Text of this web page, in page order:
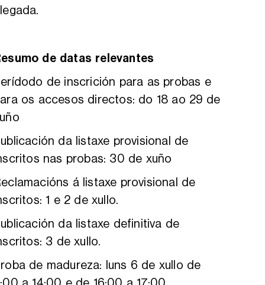
de datas relevantes
de inscrición para as probas e
os accesos directos: do 18 ao 29 de
da listaxe provisional de
nas probas: 30 de xuño
á listaxe provisional de
1 e 2 de xullo.
da listaxe definitiva de
3 de xullo.
de madureza: luns 6 de xullo de